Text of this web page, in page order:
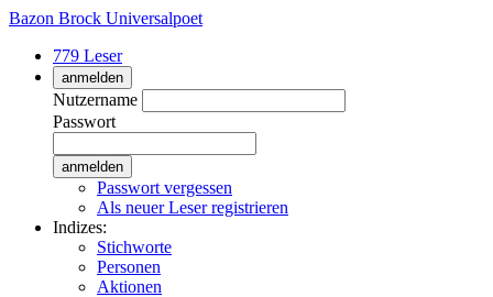
Bazon Brock Universalpoet
779 Leser
anmelden
Nutzername
Passwort
Passwort vergessen
Als neuer Leser registrieren
Indizes:
Stichworte
Personen
Aktionen